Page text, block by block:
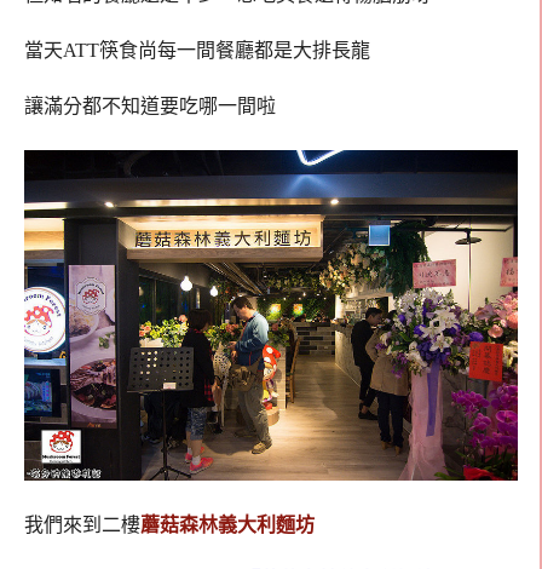
當天ATT筷食尚每一間餐廳都是大排長龍
讓滿分都不知道要吃哪一間啦
我們來到二樓蘑菇森林義大利麵坊